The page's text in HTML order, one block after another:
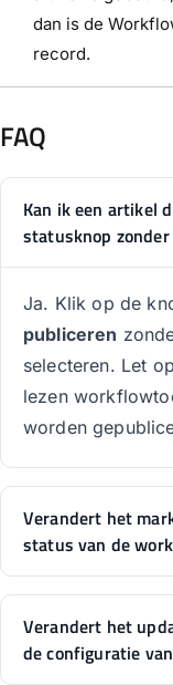
dan is de
record.
FAQ
Kan ik een artikel
statusknop
Ja. Klik op de
publiceren
selecteren. Let
lezen
worden
Verandert het
status van de
Verandert het
de configuratie